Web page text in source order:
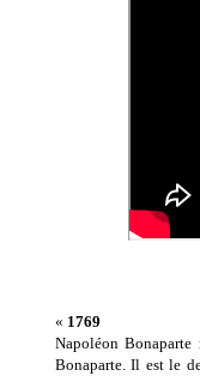
« 1769
Napoléon
Bonaparte. Il est le